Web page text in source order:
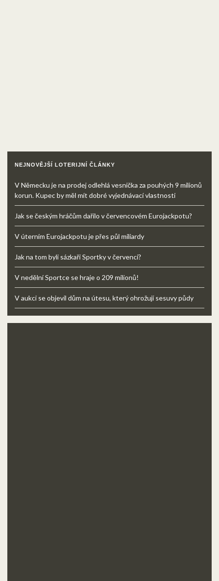
NEJNOVĚJŠÍ LOTERIJNÍ ČLÁNKY
V Německu je na prodej odlehlá vesnička za pouhých 9 milionů
korun. Kupec by měl mít dobré vyjednávací vlastnosti
Jak se českým hráčům dařilo v červencovém Eurojackpotu?
V úterním Eurojackpotu je přes půl miliardy
Jak na tom byli sázkaři Sportky v červenci?
V nedělní Sportce se hraje o 209 milionů!
V aukci se objevil dům na útesu, který ohrožují sesuvy půdy